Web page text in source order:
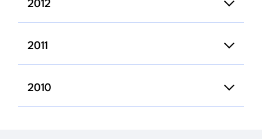
2012
2011
2010